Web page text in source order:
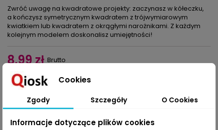
Zwróć uwagę na kwadratowe projekty: zaczynasz w kółeczku,
a kończysz symetrycznym kwadratem z trójwymiarowym
kwiatkiem lub kwadratem z okrągłymi narożnikami. Z każdym
kolejnym modelem doskonalisz umiejętności!
8,99 zł Brutto
Ilość 
Cookies
Zgody Szczegóły O Cookies
Informacje dotyczące plików cookies